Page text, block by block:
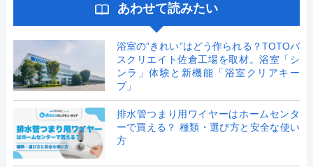
あわせて読みたい
浴室の”きれい”はどう作られる？TOTOバ
スクリエイト佐倉工場を取材。浴室「シ
ンラ」体験と新機能「浴室クリアキー
プ」
排水管つまり用ワイヤーはホームセンタ
ーで買える？ 種類・選び方と安全な使い
方